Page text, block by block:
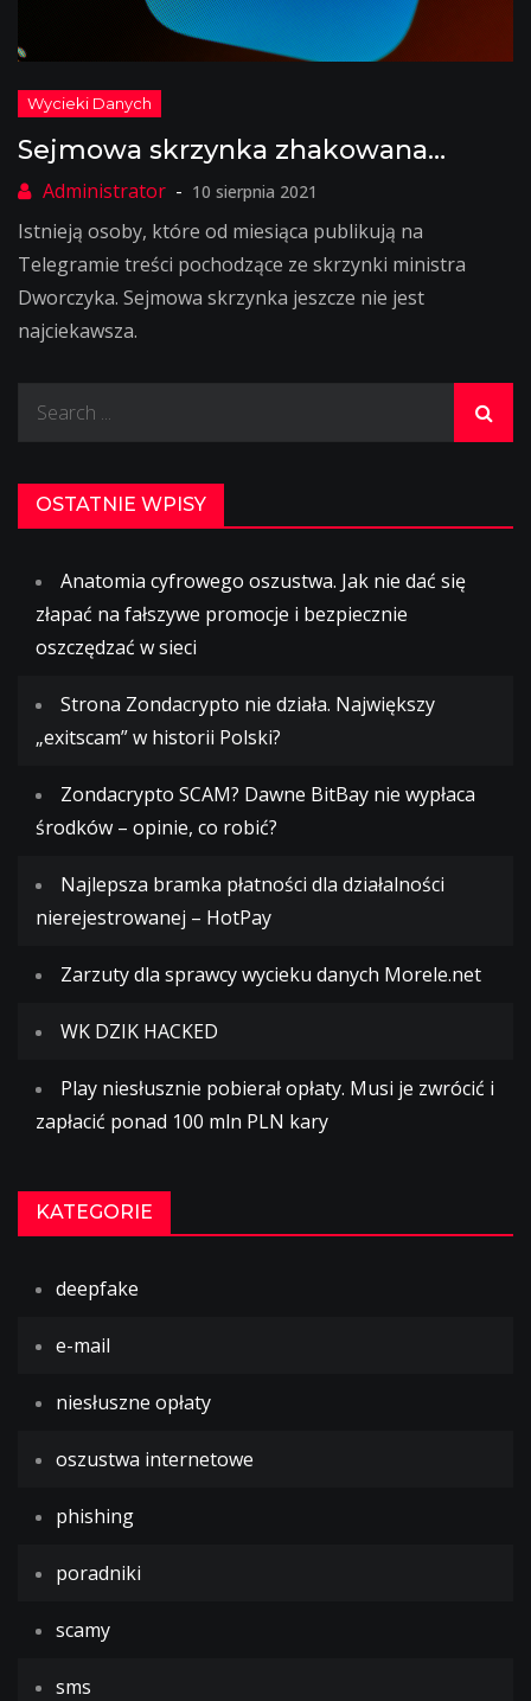
Sejmowa skrzynka zhakowana…
10 sierpnia 2021
Istnieją osoby, które od miesiąca publikują na
Telegramie treści pochodzące ze skrzynki ministra
Dworczyka. Sejmowa skrzynka jeszcze nie jest
najciekawsza.
OSTATNIE WPISY
Anatomia cyfrowego oszustwa. Jak nie dać się
złapać na fałszywe promocje i bezpiecznie
oszczędzać w sieci
Strona Zondacrypto nie działa. Największy
„exitscam” w historii Polski?
Zondacrypto SCAM? Dawne BitBay nie wypłaca
środków – opinie, co robić?
Najlepsza bramka płatności dla działalności
nierejestrowanej – HotPay
Zarzuty dla sprawcy wycieku danych Morele.net
WK DZIK HACKED
Play niesłusznie pobierał opłaty. Musi je zwrócić i
zapłacić ponad 100 mln PLN kary
KATEGORIE
deepfake
e-mail
niesłuszne opłaty
oszustwa internetowe
phishing
poradniki
scamy
sms